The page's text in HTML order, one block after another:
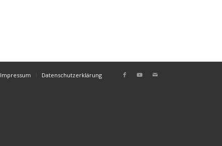
Impressum Datenschutzerklärung